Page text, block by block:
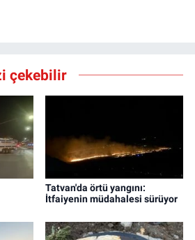
çekebilir
Tatvan'da örtü yangını:
İtfaiyenin müdahalesi sürüyor